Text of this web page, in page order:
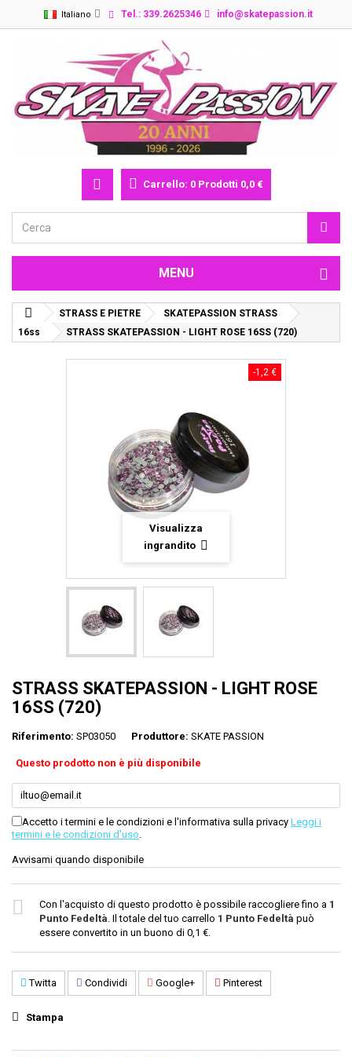
Italiano Tel.: 339.2625346 info@skatepassion.it
Carrello: 0 Prodotti 0,0 €
MENU
STRASS E PIETRE
SKATEPASSION STRASS
16ss
STRASS SKATEPASSION - LIGHT ROSE 16SS (720)
-1,2 €
Visualizza
ingrandito
STRASS SKATEPASSION - LIGHT ROSE
16SS (720)
Riferimento: SP03050 Produttore: SKATE PASSION
Questo prodotto non è più disponibile
Accetto i termini e le condizioni e l'informativa sulla privacy Leggi i
termini e le condizioni d'uso
Avvisami quando disponibile
Con l'acquisto di questo prodotto è possibile raccogliere fino a 1
Punto Fedeltà . Il totale del tuo carrello 1 Punto Fedeltà può
essere convertito in un buono di 0,1 €
Twitta Condividi Google+ Pinterest
Stampa